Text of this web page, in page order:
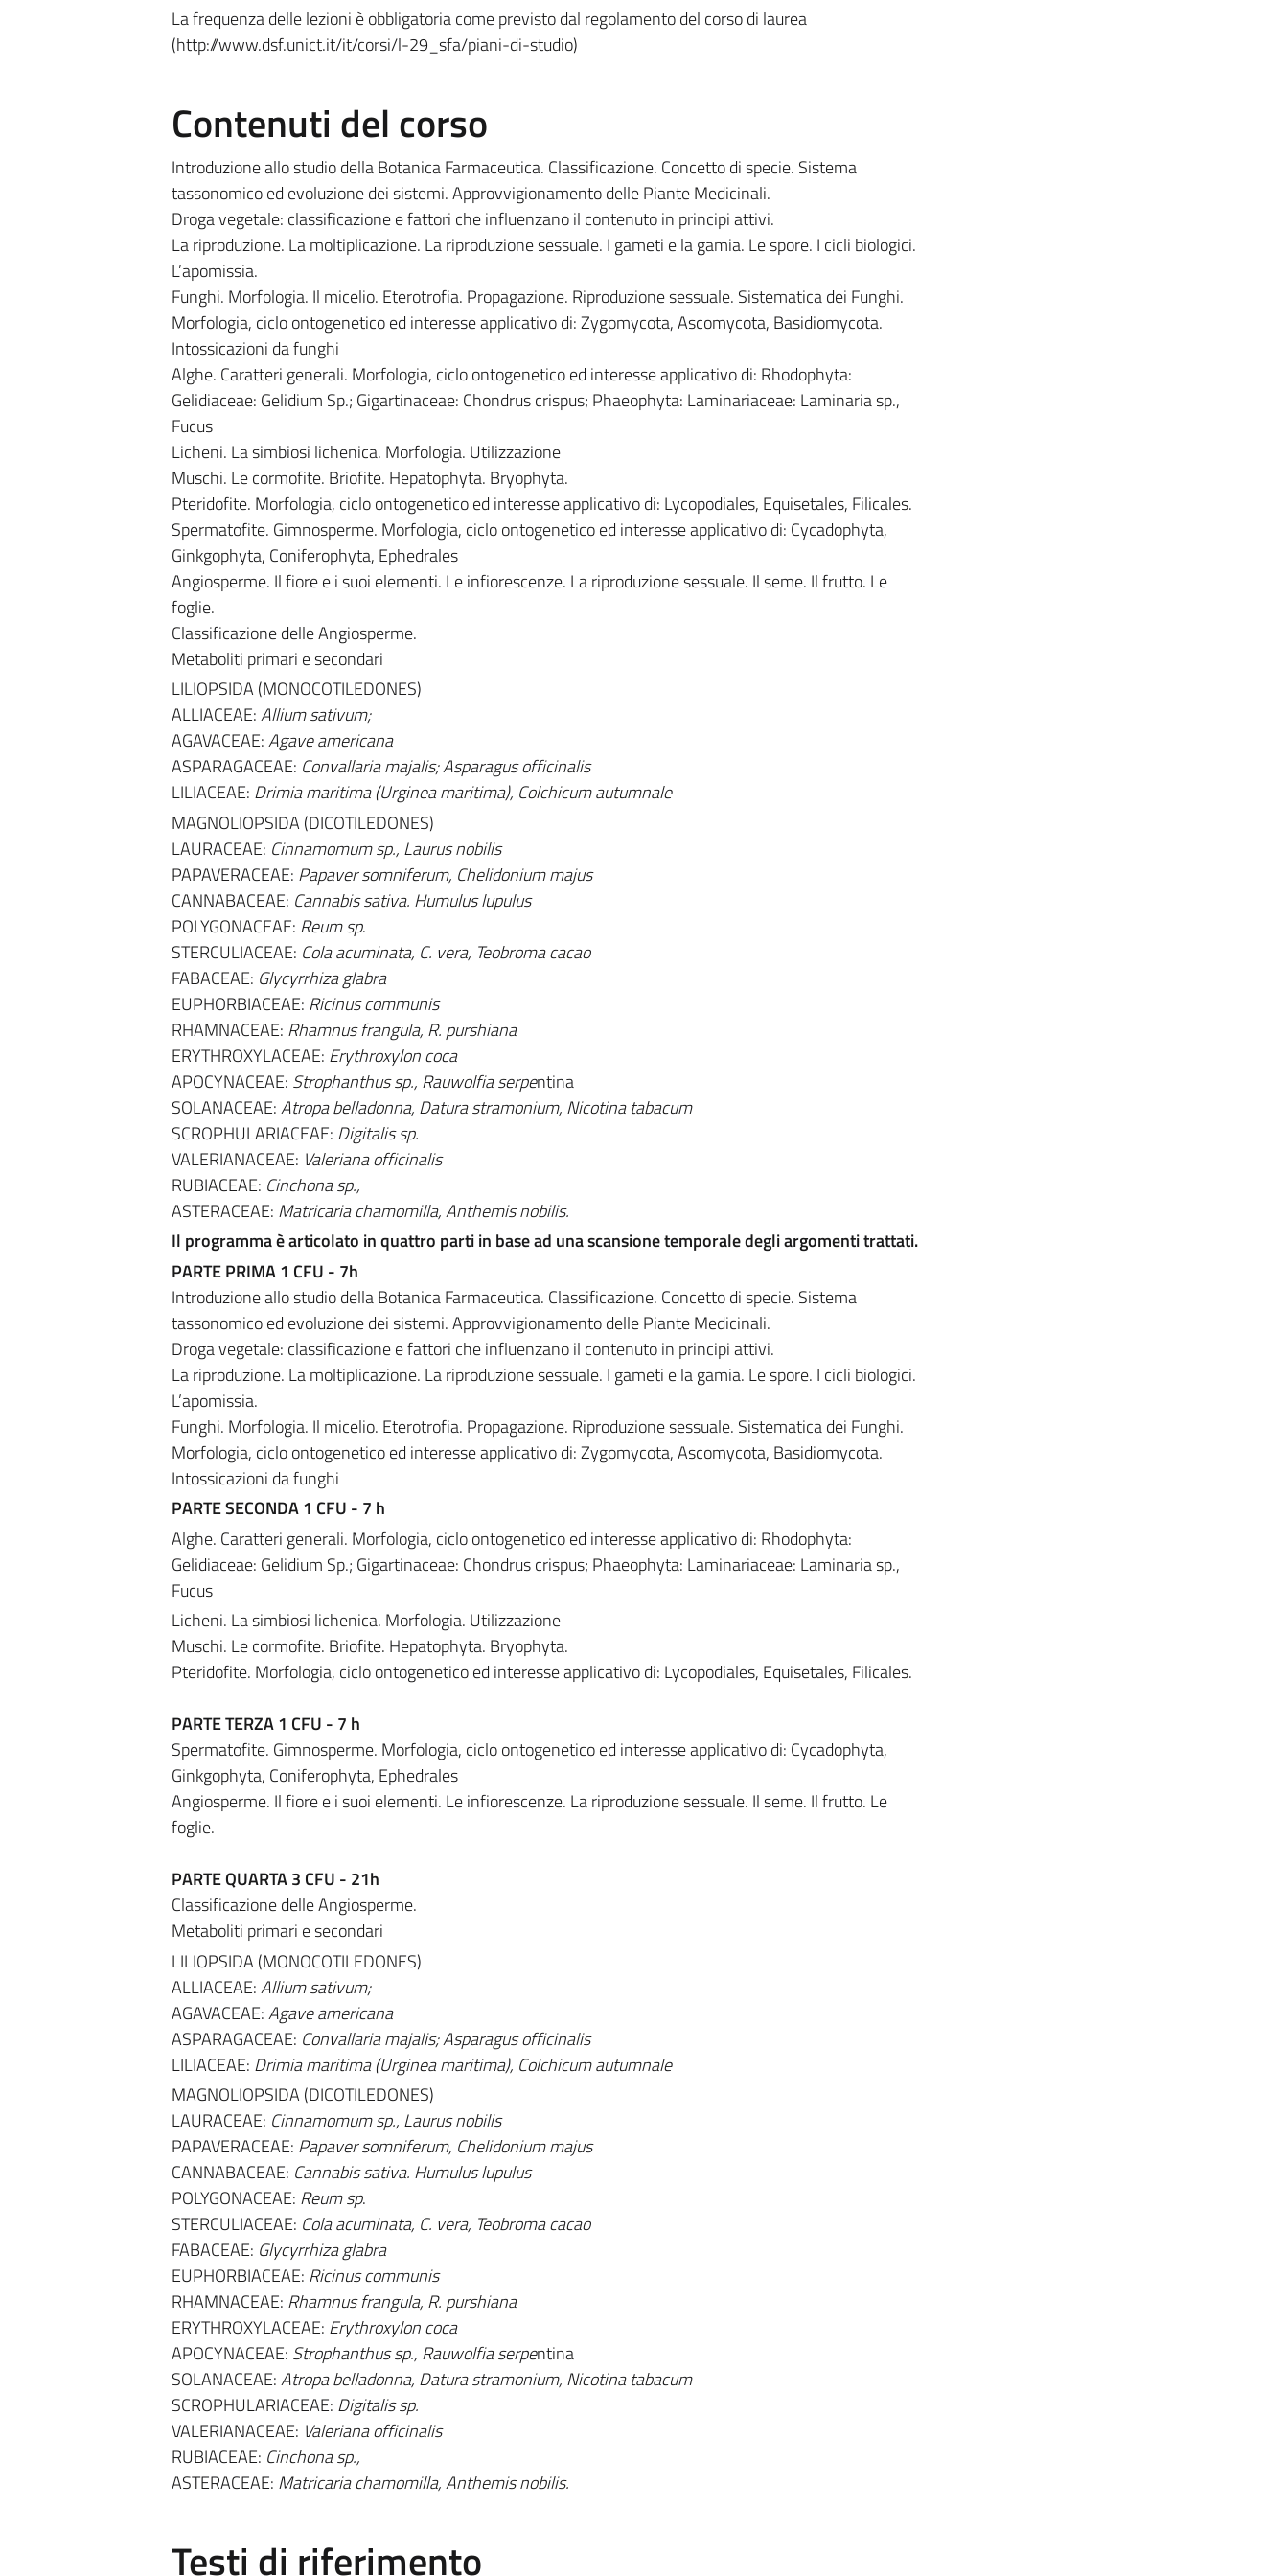
La frequenza delle lezioni è obbligatoria come previsto dal regolamento del corso di laurea
(http://www.dsf.unict.it/it/corsi/l-29_sfa/piani-di-studio)
Contenuti del corso
Introduzione allo studio della Botanica Farmaceutica. Classificazione. Concetto di specie. Sistema
tassonomico ed evoluzione dei sistemi. Approvvigionamento delle Piante Medicinali.
Droga vegetale: classificazione e fattori che influenzano il contenuto in principi attivi.
La riproduzione. La moltiplicazione. La riproduzione sessuale. I gameti e la gamia. Le spore. I cicli biologici.
L’apomissia.
Funghi. Morfologia. Il micelio. Eterotrofia. Propagazione. Riproduzione sessuale. Sistematica dei Funghi.
Morfologia, ciclo ontogenetico ed interesse applicativo di: Zygomycota, Ascomycota, Basidiomycota.
Intossicazioni da funghi
Alghe. Caratteri generali. Morfologia, ciclo ontogenetico ed interesse applicativo di: Rhodophyta:
Gelidiaceae: Gelidium Sp.; Gigartinaceae: Chondrus crispus; Phaeophyta: Laminariaceae: Laminaria sp.,
Fucus
Licheni. La simbiosi lichenica. Morfologia. Utilizzazione
Muschi. Le cormofite. Briofite. Hepatophyta. Bryophyta.
Pteridofite. Morfologia, ciclo ontogenetico ed interesse applicativo di: Lycopodiales, Equisetales, Filicales.
Spermatofite. Gimnosperme. Morfologia, ciclo ontogenetico ed interesse applicativo di: Cycadophyta,
Ginkgophyta, Coniferophyta, Ephedrales
Angiosperme. Il fiore e i suoi elementi. Le infiorescenze. La riproduzione sessuale. Il seme. Il frutto. Le
foglie.
Classificazione delle Angiosperme.
Metaboliti primari e secondari
LILIOPSIDA (MONOCOTILEDONES)
ALLIACEAE:Allium sativum;
AGAVACEAE:Agave americana
ASPARAGACEAE: Convallaria majalis; Asparagus officinalis
LILIACEAE: Drimia maritima (Urginea maritima), Colchicum autumnale
MAGNOLIOPSIDA (DICOTILEDONES)
LAURACEAE: Cinnamomum sp., Laurus nobilis
PAPAVERACEAE: Papaver somniferum, Chelidonium majus
CANNABACEAE: Cannabis sativa. Humulus lupulus
POLYGONACEAE: Reum sp.
STERCULIACEAE: Cola acuminata, C. vera, Teobroma cacao
FABACEAE: Glycyrrhiza glabra
EUPHORBIACEAE: Ricinus communis
RHAMNACEAE: Rhamnus frangula, R. purshiana
ERYTHROXYLACEAE: Erythroxylon coca
APOCYNACEAE: Strophanthus sp., Rauwolfia serpentina
SOLANACEAE:Atropa belladonna, Datura stramonium, Nicotina tabacum
SCROPHULARIACEAE: Digitalis sp.
VALERIANACEAE: Valeriana officinalis
RUBIACEAE: Cinchona sp.,
ASTERACEAE: Matricaria chamomilla, Anthemis nobilis.
Il programma è articolato in quattro parti in base ad una scansione temporale degli argomenti trattati.
PARTE PRIMA 1 CFU - 7h
Introduzione allo studio della Botanica Farmaceutica. Classificazione. Concetto di specie. Sistema
tassonomico ed evoluzione dei sistemi. Approvvigionamento delle Piante Medicinali.
Droga vegetale: classificazione e fattori che influenzano il contenuto in principi attivi.
La riproduzione. La moltiplicazione. La riproduzione sessuale. I gameti e la gamia. Le spore. I cicli biologici.
L’apomissia.
Funghi. Morfologia. Il micelio. Eterotrofia. Propagazione. Riproduzione sessuale. Sistematica dei Funghi.
Morfologia, ciclo ontogenetico ed interesse applicativo di: Zygomycota, Ascomycota, Basidiomycota.
Intossicazioni da funghi
PARTE SECONDA 1 CFU - 7 h
Alghe. Caratteri generali. Morfologia, ciclo ontogenetico ed interesse applicativo di: Rhodophyta:
Gelidiaceae: Gelidium Sp.; Gigartinaceae: Chondrus crispus; Phaeophyta: Laminariaceae: Laminaria sp.,
Fucus
Licheni. La simbiosi lichenica. Morfologia. Utilizzazione
Muschi. Le cormofite. Briofite. Hepatophyta. Bryophyta.
Pteridofite. Morfologia, ciclo ontogenetico ed interesse applicativo di: Lycopodiales, Equisetales, Filicales.
PARTE TERZA 1 CFU - 7 h
Spermatofite. Gimnosperme. Morfologia, ciclo ontogenetico ed interesse applicativo di: Cycadophyta,
Ginkgophyta, Coniferophyta, Ephedrales
Angiosperme. Il fiore e i suoi elementi. Le infiorescenze. La riproduzione sessuale. Il seme. Il frutto. Le
foglie.
PARTE QUARTA 3 CFU - 21h
Classificazione delle Angiosperme.
Metaboliti primari e secondari
LILIOPSIDA (MONOCOTILEDONES)
ALLIACEAE:Allium sativum;
AGAVACEAE:Agave americana
ASPARAGACEAE: Convallaria majalis; Asparagus officinalis
LILIACEAE: Drimia maritima (Urginea maritima), Colchicum autumnale
MAGNOLIOPSIDA (DICOTILEDONES)
LAURACEAE: Cinnamomum sp., Laurus nobilis
PAPAVERACEAE: Papaver somniferum, Chelidonium majus
CANNABACEAE: Cannabis sativa. Humulus lupulus
POLYGONACEAE: Reum sp.
STERCULIACEAE: Cola acuminata, C. vera, Teobroma cacao
FABACEAE: Glycyrrhiza glabra
EUPHORBIACEAE: Ricinus communis
RHAMNACEAE: Rhamnus frangula, R. purshiana
ERYTHROXYLACEAE: Erythroxylon coca
APOCYNACEAE: Strophanthus sp., Rauwolfia serpentina
SOLANACEAE:Atropa belladonna, Datura stramonium, Nicotina tabacum
SCROPHULARIACEAE: Digitalis sp.
VALERIANACEAE: Valeriana officinalis
RUBIACEAE: Cinchona sp.,
ASTERACEAE: Matricaria chamomilla, Anthemis nobilis.
Testi di riferimento